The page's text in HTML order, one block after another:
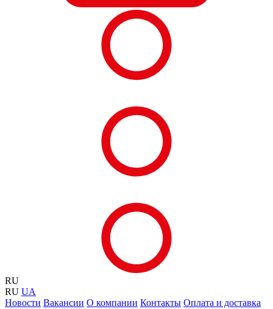
RU
RU UA
Новости Вакансии О компании Контакты Оплата и доставка